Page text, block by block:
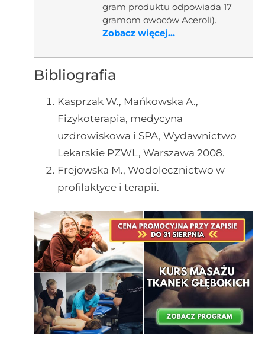
gram produktu odpowiada 17
gramom owoców Aceroli).
Zobacz więcej...
Bibliografia
Kasprzak W., Mańkowska A.,
Fizykoterapia, medycyna
uzdrowiskowa i SPA, Wydawnictwo
Lekarskie PZWL, Warszawa 2008.
Frejowska M., Wodolecznictwo w
profilaktyce i terapii.